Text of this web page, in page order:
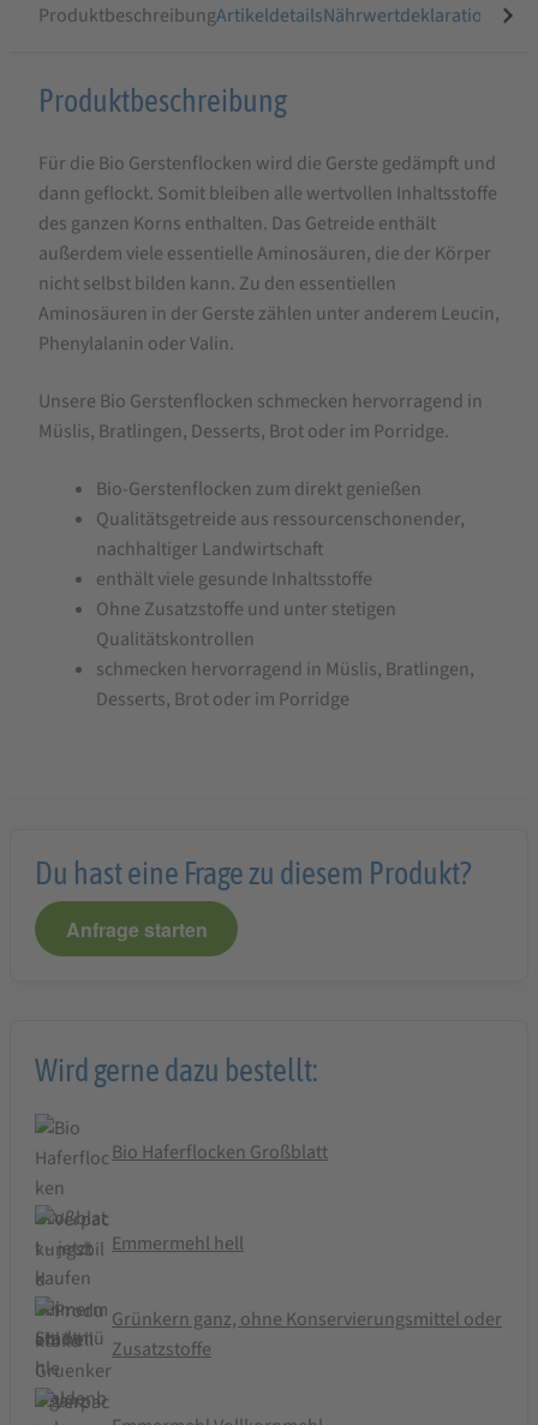
ProduktbeschreibungArtikeldetailsNährwertdeklaration
Produktbeschreibung
Bio
Gerstenflocken
Produktbeschreibung
Für die Bio Gerstenflocken wird die Gerste gedämpft und
dann geflockt. Somit bleiben alle wertvollen Inhaltsstoffe
des ganzen Korns enthalten. Das Getreide enthält
außerdem viele essentielle Aminosäuren, die der Körper
nicht selbst bilden kann. Zu den essentiellen
Aminosäuren in der Gerste zählen unter anderem Leucin,
Phenylalanin oder Valin.
Unsere Bio Gerstenflocken schmecken hervorragend in
Müslis, Bratlingen, Desserts, Brot oder im Porridge.
Bio-Gerstenflocken zum direkt genießen
Qualitätsgetreide aus ressourcenschonender,
nachhaltiger Landwirtschaft
enthält viele gesunde Inhaltsstoffe
Ohne Zusatzstoffe und unter stetigen
Qualitätskontrollen
schmecken hervorragend in Müslis, Bratlingen,
Desserts, Brot oder im Porridge
Du hast eine Frage zu diesem Produkt?
Anfrage starten
Wird gerne dazu bestellt:
Bio Haferflocken Großblatt
Emmermehl hell
Grünkern ganz, ohne Konservierungsmittel oder
Zusatzstoffe